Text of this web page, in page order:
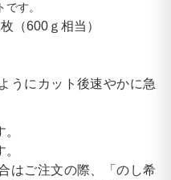
す。
（600ｇ相当）
うにカット後速やかに急
はご注文の際、「のし希